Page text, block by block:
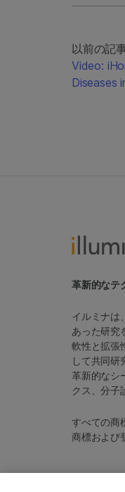
以前の記
Video:
Diseases
革新的なテ
イルミナは
あった研究
軟性と拡張
して共同研
革新的なシ
クス、分子
すべての商
商標および